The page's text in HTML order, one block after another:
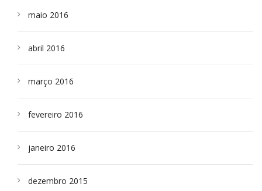
maio 2016
abril 2016
março 2016
fevereiro 2016
janeiro 2016
dezembro 2015